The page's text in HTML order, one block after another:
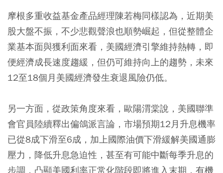
摩根多重收益基金產品經理陳若梅同樣認為，近期美
股大盤不振，不少悲觀聲浪也順勢崛起，但從整體企
業基本面與獲利面來看，美國經濟引擎維持熱轉，即
便經濟成長速度趨緩，但仍可維持向上的趨勢，未來
12至18個月美國經濟發生衰退風險仍低。
另一方面，從政策角度來看，歐陽渭棠說，美國聯準
會官員陸續釋出偏鴿派言論，市場預期12月升息機率
已從8成下滑至6成，加上國際油價下滑緩解美國通膨
壓力，降低升息急迫性，甚至有可能中斷每季升息的
步調，凸顯美國利率正常化階段即將進入末期，有機